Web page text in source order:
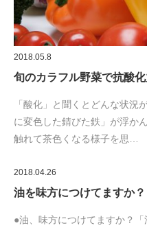
2018.05.8
旬のカラフル野菜で抗酸
「酸化」と聞くとどんな状況
に変色した錆びた鉄」が浮か
触れて茶色くなる様子を思…
2018.04.26
油を味方につけてますか？
●油、味方につけてますか？